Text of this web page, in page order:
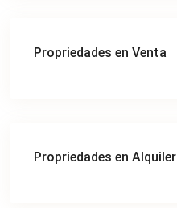
Propriedades en Venta
Propriedades en Alquiler